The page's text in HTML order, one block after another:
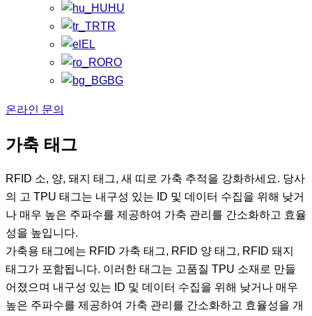
HU
TR
EL
RO
BG
온라인 문의
가축 태그
RFID 소, 양, 돼지 태그, 새 띠로 가축 추적을 강화하세요. 당사
의 고 TPU 태그는 내구성 있는 ID 및 데이터 수집을 위해 낮거
나 매우 높은 주파수를 제공하여 가축 관리를 간소화하고 효율
성을 높입니다.
가축용 태그에는 RFID 가축 태그, RFID 양 태그, RFID 돼지
태그가 포함됩니다. 이러한 태그는 고품질 TPU 소재로 만들
어졌으며 내구성 있는 ID 및 데이터 수집을 위해 낮거나 매우
높은 주파수를 제공하여 가축 관리를 간소화하고 효율성을 개